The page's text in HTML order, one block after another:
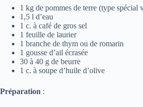
1 kg de pommes de terre (type spécial
1,5 l d’eau
1 c. à café de gros sel
1 feuille de laurier
1 branche de thym ou de romarin
1 gousse d’ail écrasée
30 à 40 g de beurre
1 c. à soupe d’huile d’olive
Préparation :